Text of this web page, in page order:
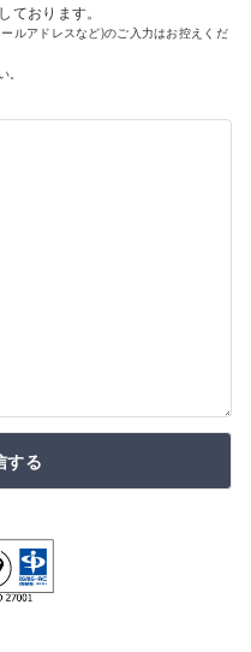
ております。
ルアドレスなど)のご入力はお控えくだ
する